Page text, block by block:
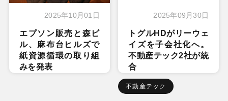
2025年10月01日
エプソン販売と森ビ
ル、麻布台ヒルズで
紙資源循環の取り組
みを発表
2025年09月30日
トグルHDがリーウェ
イズを子会社化へ。
不動産テック2社が統
合
不動産テック